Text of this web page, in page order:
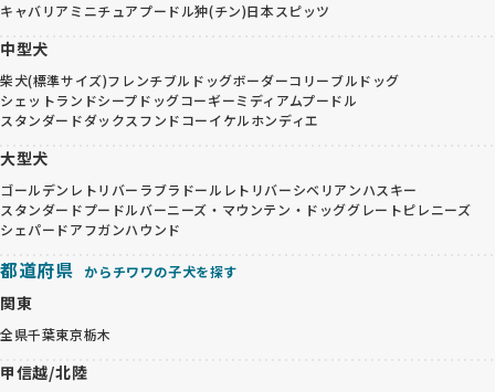
キャバリア ミニチュアプードル狆(チン)日本スピッツ
中型犬
柴犬(標準サイズ)フレンチブルドッグボーダーコリーブルドッグ
シェットランドシープドッグコーギーミディアムプードル
スタンダードダックスフンドコーイケルホンディエ
大型犬
ゴールデンレトリバー ラブラドールレトリバーシベリアンハスキー
スタンダードプードルバーニーズ・マウンテン・ドッググレートピレニーズ
シェパードアフガンハウンド
都道府県 からチワワの子犬を探す
関東
全県千葉東京栃木
甲信越/北陸